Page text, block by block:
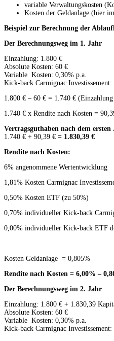
variable Verwaltungskosten
Kosten der Geldanlage (hier
Beispiel zur Berechnung der
Der Berechnungsweg im 1. Jahr
Einzahlung: 1.800 €
Absolute Kosten: 60 €
Variable Kosten: 0,30% p.a.
Kick-back Carmignac
1.800 € – 60 € = 1.740 € (Einzahlung
1.740 € x Rendite nach Kosten =
Vertragsguthaben nach dem ersten
1.740 € + 90,39 € = 1.830,39 €
Rendite nach Kosten:
6% angenommene Wertentwicklung
1,81% Kosten Carmignac
0,50% Kosten ETF (zu 50%)
0,70% individueller Kick-back
0,00% individueller Kick-back ETF
Kosten Geldanlage = 0,805%
Rendite nach Kosten = 6,00% –
Der Berechnungsweg im 2. Jahr
Einzahlung: 1.800 € + 1.830,39
Absolute Kosten: 60 €
Variable Kosten: 0,30% p.a.
Kick-back Carmignac